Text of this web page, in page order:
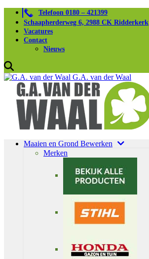
Telefoon 0180 – 421399
Schaapherderweg 6, 2988 CK Ridderkerk
Vacatures
Contact
Nieuws
G.A. van der Waal
Maaien en Grond Bewerken
Merken